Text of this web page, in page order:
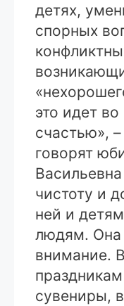
детях,
спорных
это идет
счастью»,
говорят
чистоту и
ней и
людям. Она
внимание.
сувениры,